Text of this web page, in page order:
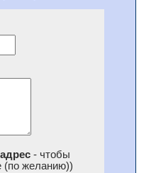
- чтобы
(по желанию))